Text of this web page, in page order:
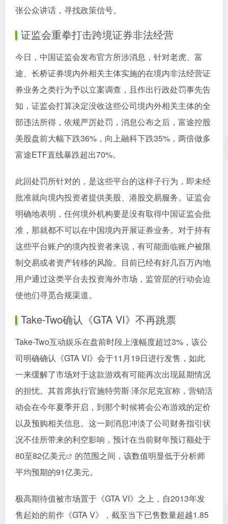
张公众讲话，寻找政策信号。
证监会重拳打击跨境证券非法经营
今日，中国证监会发布官方所涉消息，针对老虎、富
途、长桥证券境内外相关主体实施的在境内非法经营证
券业务之类行为予以立案调查，且作出行政处罚事先告
知，证监会打算决定没收这些公司境内外相关主体的全
部违法所得，依规严厉处罚，消息公布之后，富途控股
美股盘前大幅下跌36%，向上融科下跌35%，两倍做多
富途ETF直线暴跌超出70%。
此回处罚所针对的，是这些平台的这样子行为，即未经
批准就向境内投资者提供美股、港股交易服务。证监会
明确地表明，任何境外机构要是没有取得中国证监会批
准，那就都不可以在中国境内开展证券业务。对于持有
这些平台账户的境内投资者来说，有可能面临账户被限
制交易或者资产转移的风险。目前已经有好几百万内地
用户通过这类平台去投资海外市场，监管层的行动会迫
使他们寻觅合规渠道。
Take-Two确认《GTA VI》不再跳票
Take-Two互动娱乐在盘前时段上涨幅度超过3%，该公
司明确确认《GTA VI》会于11月19日进行发售，如此
一来缓解了市场对于这款游戏有可能再次出现延期情况
的担忧。其首席执行官施特劳斯·泽尔尼克宣称，营销活
动会在今年夏季开启，到那个时候将会公布游戏的定价
以及预购相关信息。这一则消息冲淡了公司财务指引状
况不佳所带来的利空影响，预计在当前财年预订额处于
80至82亿美元
的范围之间，该数值明显低于分析师
平均预期的91亿美元。
极高期待值被市场置于《GTA VI》之上，自2013年发
售起始的前作《GTA V》，截至当下已售数量超越1.85